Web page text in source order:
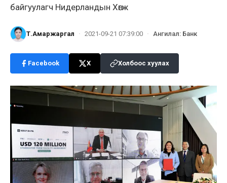
байгуулагч Нидерландын Хөгж
Т.Амаржаргал · 2021-09-21 07:39:00 · Ангилал: Банк
Facebook X Холбоос хуулах